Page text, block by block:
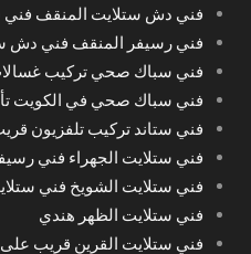
فني دش ستلايت المنقف فني
فني رسيفر المنقف فني دش
فني سباك صحي تركيب غسالات
فني سباك صحي في الكويت
فني ستاند تركيب تلفزيون
فني ستلايت الجهراء فني
فني ستلايت الشويخ فني
فني ستلايت الظهر هندي
فني ستلايت القرين قريب